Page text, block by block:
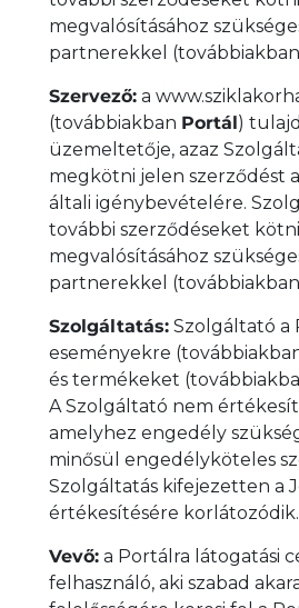
megvalósításához
partnerekkel (továbbiakban
Szervező: a
(továbbiakban Portál)
üzemeltetője, azaz
megkötni jelen szerződést
általi igénybevételére.
további szerződéseket
megvalósításához
partnerekkel (továbbiakban
Szolgáltatás: Szolgáltató a
eseményekre
és termékeket
A Szolgáltató nem
amelyhez engedély
minősül engedélyköteles
Szolgáltatás kifejezetten a
értékesítésére korlátozódik.
Vevő: a Portálra látogatási
felhasználó, aki szabad